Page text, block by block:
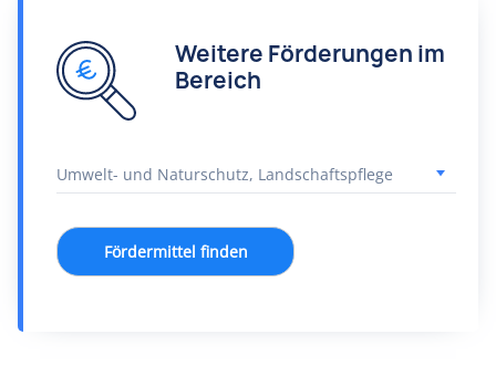
Weitere Förderungen im
Bereich
Fördermittel finden